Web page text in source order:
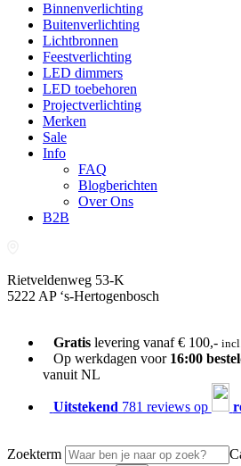
Binnenverlichting
Buitenverlichting
Lichtbronnen
Feestverlichting
LED dimmers
LED toebehoren
Projectverlichting
Merken
Sale
Info
FAQ
Blogberichten
Over Ons
B2B
Rietveldenweg 53-K
5222 AP ‘s-Hertogenbosch
Gratislevering vanaf € 100,-
Op werkdagen voor 16:00
vanuit NL
Uitstekend 781 reviews op
Zoekterm